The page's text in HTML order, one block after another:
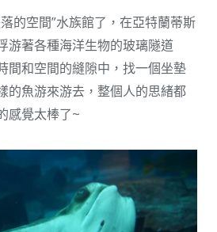
的空間”水族館了，在亞特蘭蒂斯
游著各種海洋生物的玻璃隧道
間和空間的縫隙中，找一個坐墊
的魚游來游去，整個人的思緒都
感覺太棒了~